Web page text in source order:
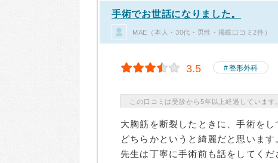
手術でお世話になりました。
MAE（本人・30代・男性・掲載口コミ2件）
3.5 整形外科
この口コミは受診から5年以上経過しています
大胸筋を断裂したときに、手術を
どちらかというと綺麗だと思います
先生は丁寧に手術前も話をしてく